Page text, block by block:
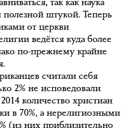
полезной штукой. Теперь
от церкви
ведётся куда более
по-прежнему крайне
считали себя
2% не исповедовали
количество христиан
в 70%, а нерелигиозными
(из них приблизительно